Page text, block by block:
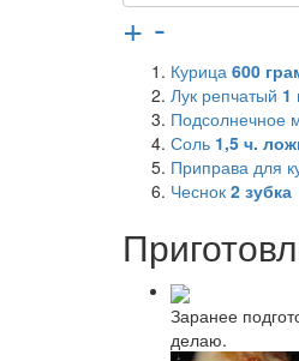
+ -
Курица 600
Лук репчатый 1
Подсолнечное
Соль 1,5 ч.
Приправа для
Чеснок 2 зубка
Заранее
делаю.